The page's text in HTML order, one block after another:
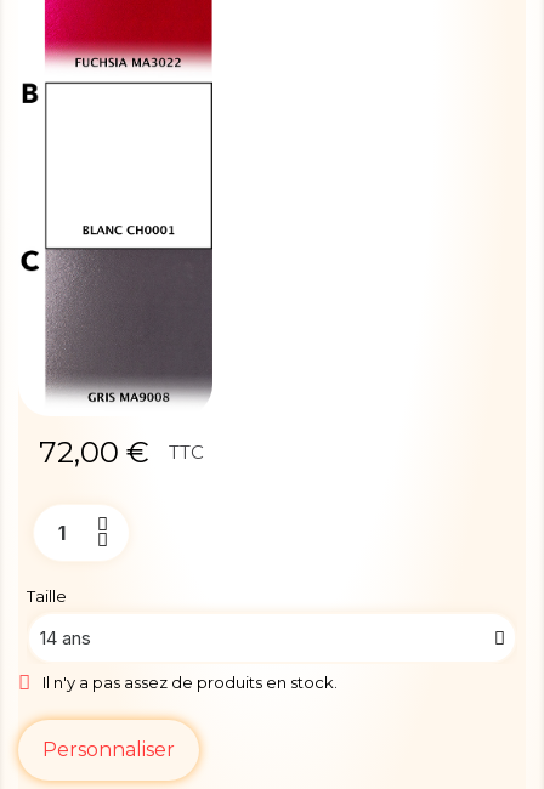
72,00 € TTC
Taille
Il n'y a pas assez de produits en stock.
Personnaliser